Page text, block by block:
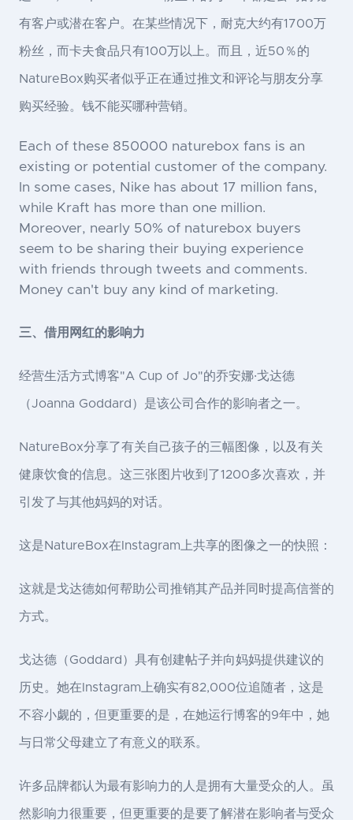
有客户或潜在客户。在某些情况下，耐克大约有1700万
粉丝，而卡夫食品只有100万以上。而且，近50％的
NatureBox购买者似乎正在通过推文和评论与朋友分享
购买经验。钱不能买哪种营销。
Each of these 850000 naturebox fans is an
existing or potential customer of the company.
In some cases, Nike has about 17 million fans,
while Kraft has more than one million.
Moreover, nearly 50% of naturebox buyers
seem to be sharing their buying experience
with friends through tweets and comments.
Money can't buy any kind of marketing.
三、借用网红的影响力
经营生活方式博客"A Cup of Jo"的乔安娜·戈达德
（Joanna Goddard）是该公司合作的影响者之一。
NatureBox分享了有关自己孩子的三幅图像，以及有关
健康饮食的信息。这三张图片收到了1200多次喜欢，并
引发了与其他妈妈的对话。
这是NatureBox在Instagram上共享的图像之一的快照：
这就是戈达德如何帮助公司推销其产品并同时提高信誉的
方式。
戈达德（Goddard）具有创建帖子并向妈妈提供建议的
历史。她在Instagram上确实有82,000位追随者，这是
不容小觑的，但更重要的是，在她运行博客的9年中，她
与日常父母建立了有意义的联系。
许多品牌都认为最有影响力的人是拥有大量受众的人。虽
然影响力很重要，但更重要的是要了解潜在影响者与受众